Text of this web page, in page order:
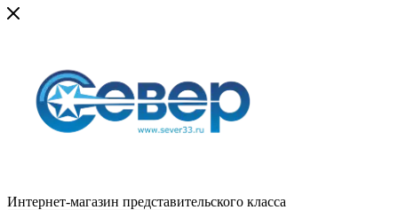
Интернет-магазин представительского класса